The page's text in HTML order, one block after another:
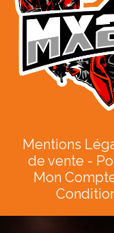
Mentions
de vente
Mon